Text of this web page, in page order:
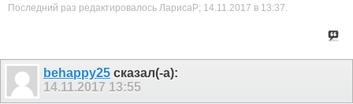
Последний раз редактировалось ЛарисаР; 14.11.2017 в 13:37.
behappy25 сказал(-а):
14.11.2017 13:55